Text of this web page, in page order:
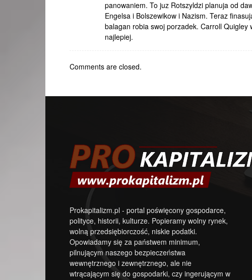
panowaniem. To juz Rotszyldzi planuja od
Engelsa i Bolszewikow i Nazism. Teraz
balagan robia swoj porzadek. Carroll Quigley
najlepiej.
Comments are closed.
Prokapitalizm.pl - portal poświęcony gospodarce,
polityce, historii, kulturze. Popieramy wolny rynek,
wolną przedsiębiorczość, niskie podatki.
Opowiadamy się za państwem minimum,
pilnującym naszego bezpieczeństwa
wewnętrznego i zewnętrznego, ale nie
wtrącającym się do gospodarki, czy ingerującym w